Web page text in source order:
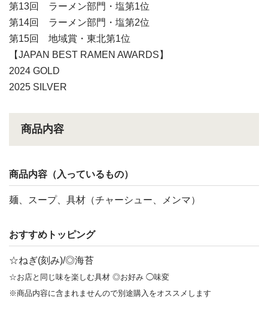
第13回 ラーメン部門・塩第1位
第14回 ラーメン部門・塩第2位
第15回 地域賞・東北第1位
【JAPAN BEST RAMEN AWARDS】
2024 GOLD
2025 SILVER
商品内容
商品内容（入っているもの）
麺、スープ、具材（チャーシュー、メンマ）
おすすめトッピング
☆ねぎ(刻み)/◎海苔
☆お店と同じ味を楽しむ具材 ◎お好み ◯味変
※商品内容に含まれませんので別途購入をオススメします